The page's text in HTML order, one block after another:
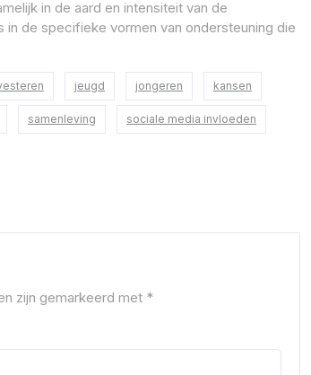
in de aard en intensiteit van de
de specifieke vormen van ondersteuning die
jeugd jongeren kansen
samenleving sociale media invloeden
zijn gemarkeerd met *